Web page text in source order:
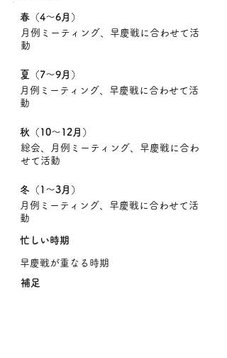
​春（4〜6月 ）
月例ミーティング、早慶戦に合わせて活
動
​夏（7〜9月 ）
月例ミーティング、早慶戦に合わせて活
動
​秋（10〜12月 ）
総会、月例ミーティング、早慶戦に合わ
せて活動
​冬（1〜3月 ）
月例ミーティング、早慶戦に合わせて活
動
忙しい時期
早慶戦が重なる時期
補足